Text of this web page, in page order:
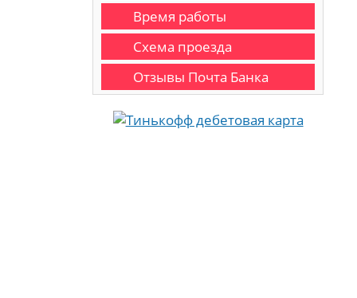
Время работы
Схема проезда
Отзывы Почта Банка